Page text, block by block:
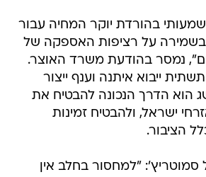
בהורדת יוקר המחיה עבור
על רציפות האספקה של
נמסר בהודעת משרד האוצר.
ייבוא איתנה וענף ייצור
הוא הדרך הנכונה להבטיח את
ישראל, ולהבטיח זמינות
הציבור.
"למחסור בחלב אין